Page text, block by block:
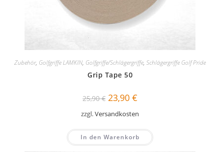
Zubehör, Golfgriffe LAMKIN, Golfgriffe/Schlägergriffe, Schlägergriffe Golf Pride
Grip Tape 50
25,90€ Ursprünglicher
Preis
war:
25,90 €
23,90 €
23,90 €.
zzgl.Versandkosten
In den Warenkorb